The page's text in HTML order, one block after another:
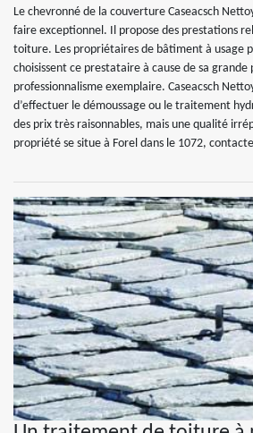
Le chevronné de la couverture Caseacsch
faire exceptionnel. Il propose des prestations
toiture. Les propriétaires de bâtiment à usage
choisissent ce prestataire à cause de sa grande
professionnalisme exemplaire. Caseacsch
d’effectuer le démoussage ou le traitement
des prix très raisonnables, mais une qualité
propriété se situe à Forel dans le 1072,